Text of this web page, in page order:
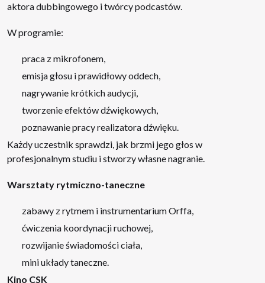
aktora dubbingowego i twórcy podcastów.
W programie:
praca z mikrofonem,
emisja głosu i prawidłowy oddech,
nagrywanie krótkich audycji,
tworzenie efektów dźwiękowych,
poznawanie pracy realizatora dźwięku.
Każdy uczestnik sprawdzi, jak brzmi jego głos w
profesjonalnym studiu i stworzy własne nagranie.
Warsztaty rytmiczno-taneczne
zabawy z rytmem i instrumentarium Orffa,
ćwiczenia koordynacji ruchowej,
rozwijanie świadomości ciała,
mini układy taneczne.
Kino CSK